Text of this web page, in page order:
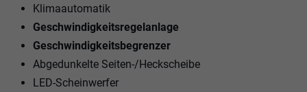
Klimaautomatik
Geschwindigkeitsregelanlage
Geschwindigkeitsbegrenzer
Abgedunkelte Seiten-/Heckscheibe
LED-Scheinwerfer